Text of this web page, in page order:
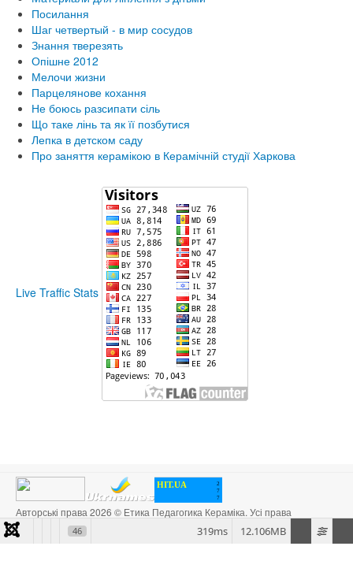
Посилання
Шаг четвертый - в мир сосудов
Знання тверезять
Опішне 2012
Мелочи жизни
Парцелянове кохання
Не боюсь разсипати сіль
Що таке лінь та як її позбутися
Лепка в детском саду
Про заняття керамікою в Керамічній студії Харкова
Live Traffic Stats
HIT.UA
2
7
7
Авторські права 2026 © Етика Педагогика Кераміка. Усі права
захищені. Designed by
46 12.106MB
319ms